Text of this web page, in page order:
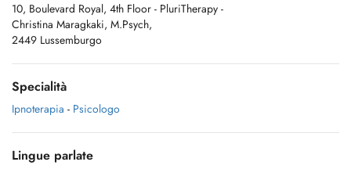
10, Boulevard Royal, 4th Floor - PluriTherapy -
Christina Maragkaki, M.Psych,
2449 Lussemburgo
Specialità
Ipnoterapia - Psicologo
Lingue parlate